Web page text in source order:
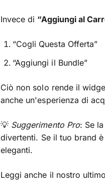
Invece di “Aggiungi al
“Cogli Questa Offerta”
“Aggiungi il Bundle”
Ciò non solo rende il
anche un'esperienza di
💡 Suggerimento Pro: Se
divertenti. Se il tuo brand
eleganti.
Leggi anche il nostro